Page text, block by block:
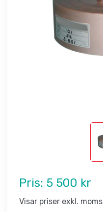
Pris: 5 500 kr
Visar priser exkl. moms